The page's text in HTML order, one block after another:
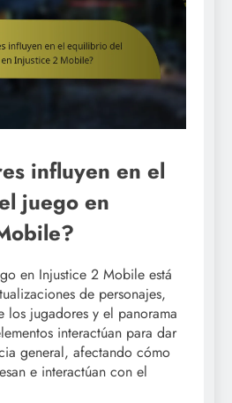
influyen en el
juego en
en Injustice 2 Mobile está
de personajes,
los jugadores y el panorama
interactúan para dar
general, afectando cómo
e interactúan con el